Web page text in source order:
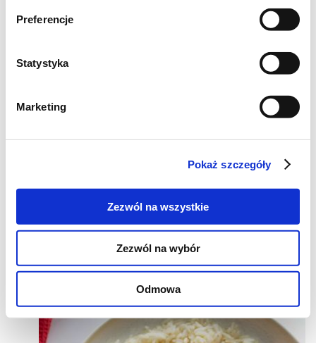
Preferencje
Statystyka
Marketing
Pokaż szczegóły
Zezwól na wszystkie
Zezwól na wybór
Odmowa
cukru. Moc palnika zmniejszamy. Do sosu
dodajemy przygotowane pulpety. Gotujemy,
pod przykryciem, na małym ogniu przez kilka
minut. Pod koniec dodajemy pieczarki oraz
pokrojoną drobno papryczkę chili/pepperoni.
Posypujemy posiekaną natką pietruszki.